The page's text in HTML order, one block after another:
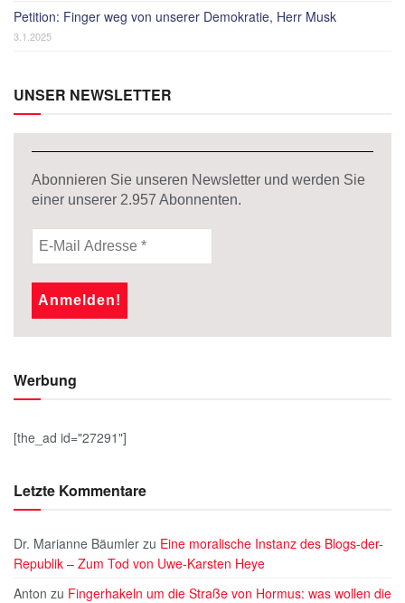
Petition: Finger weg von unserer Demokratie, Herr Musk
3.1.2025
UNSER NEWSLETTER
Abonnieren Sie unseren Newsletter und werden Sie
einer unserer 2.957 Abonnenten.
Werbung
[the_ad id="27291"]
Letzte Kommentare
Dr. Marianne Bäumler zu Eine moralische Instanz des Blogs-der-
Republik – Zum Tod von Uwe-Karsten Heye
Anton zu Fingerhakeln um die Straße von Hormus: was wollen die